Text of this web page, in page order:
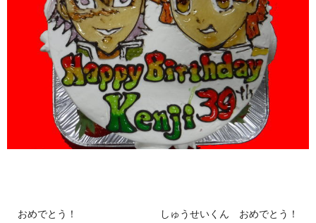
おめでとう！ しゅうせいくん おめでとう！